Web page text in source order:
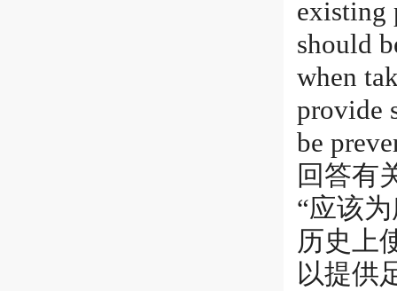
existing
should
when
provide
be
回答有
“应该
历史上
以提供